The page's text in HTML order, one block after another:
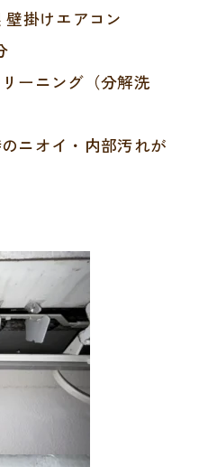
壁掛けエアコン
ーニング（分解洗
ニオイ・内部汚れが